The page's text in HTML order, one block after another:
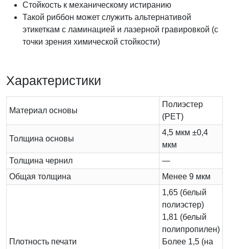
Стойкость к механическому истиранию
Такой риббон может служить альтернативой
этикеткам с ламинацией и лазерной гравировкой (с
точки зрения химической стойкости)
Характеристики
Материал основы
Полиэстер
(PET)
Толщина основы
4,5 мкм ±0,4
мкм
Толщина чернил
—
Общая толщина
Менее 9 мкм
Плотность печати
1,65 (белый
полиэстер)
1,81 (белый
полипропилен)
Более 1,5 (на